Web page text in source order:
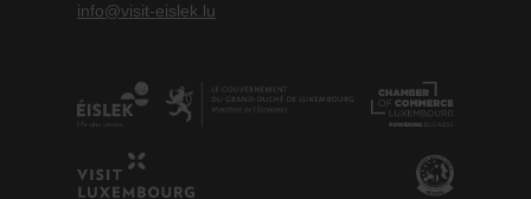
info@visit-eislek.lu